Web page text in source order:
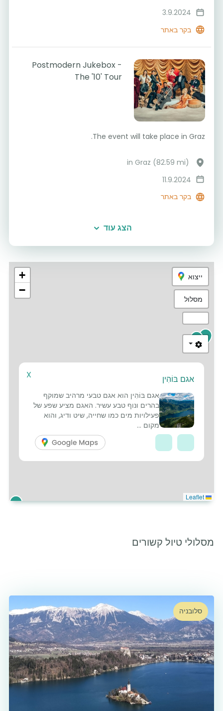
3.9.2024
בקר באתר
Postmodern Jukebox -
The '10' Tour
The event will take place in Graz.
11.9.2024
בקר באתר
הצג עוד
2 5
6
+
−
Leaflet
ייצוא
מסלול
X אגם בּוֹהִין
אגם בּוֹהִין הוא אגם טבעי מרהיב שמוקף
בהרים ונוף טבע עשיר. האגם מציע שפע של
פעילויות מים כמו שחייה, שיט ודיג, והוא
מקום ...
מסלולי טיול קשורים
סלובניה